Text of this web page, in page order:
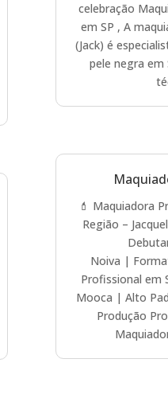
celebração
em SP , A
(Jack) é
pele negra
💄 Maquiadora
Região –
Noiva |
Profissional em
Mooca | Alto
Produção